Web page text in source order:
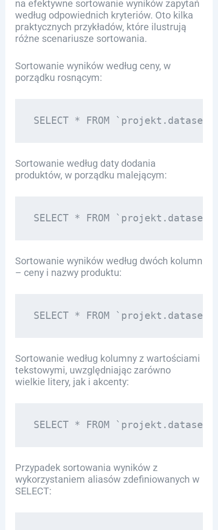
na efektywne sortowanie wyników zapytań
według odpowiednich kryteriów. Oto kilka
praktycznych przykładów, które ilustrują
różne scenariusze sortowania.
Sortowanie wyników według ceny, w
porządku rosnącym:
Sortowanie według daty dodania
produktów, w porządku malejącym:
Sortowanie wyników według dwóch kolumn
– ceny i nazwy produktu:
Sortowanie według kolumny z wartościami
tekstowymi, uwzględniając zarówno
wielkie litery, jak i akcenty:
Przypadek sortowania wyników z
wykorzystaniem aliasów zdefiniowanych w
SELECT: